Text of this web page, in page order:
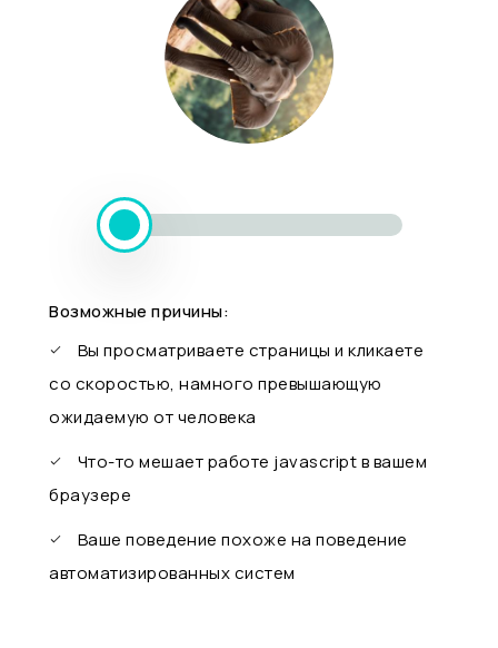
Возможные причины:
Вы просматриваете страницы и кликаете
со скоростью, намного превышающую
ожидаемую от человека
Что-то мешает работе javascript в вашем
браузере
Ваше поведение похоже на поведение
автоматизированных систем